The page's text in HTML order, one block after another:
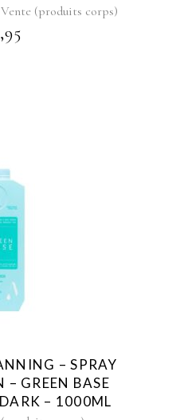
Vente (produits corps)
– SPRAY
GREEN BASE
– 1000ML